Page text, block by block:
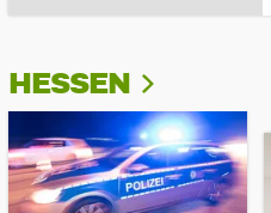
HESSEN